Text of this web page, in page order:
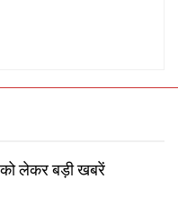
को लेकर बड़ी खबरें